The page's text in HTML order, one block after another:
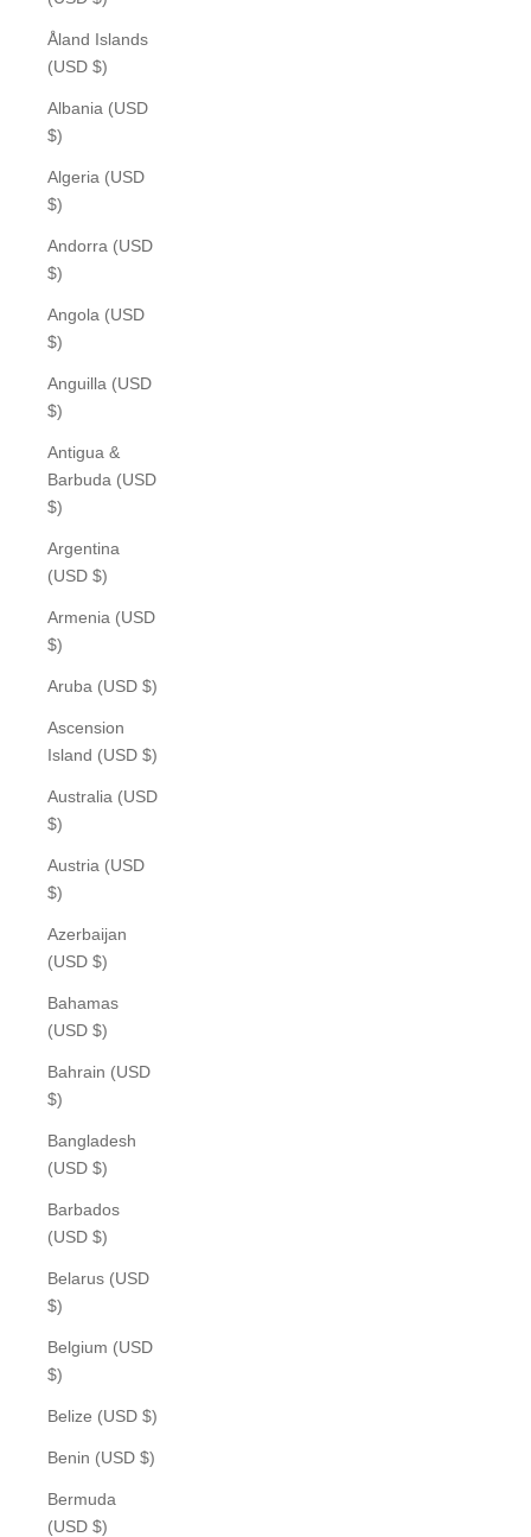
Åland Islands
(USD $)
Albania (USD
$)
Algeria (USD
$)
Andorra (USD
$)
Angola (USD
$)
Anguilla (USD
$)
Antigua &
Barbuda (USD
$)
Argentina
(USD $)
Armenia (USD
$)
Aruba (USD $)
Ascension
Island (USD $)
Australia (USD
$)
Austria (USD
$)
Azerbaijan
(USD $)
Bahamas
(USD $)
Bahrain (USD
$)
Bangladesh
(USD $)
Barbados
(USD $)
Belarus (USD
$)
Belgium (USD
$)
Belize (USD $)
Benin (USD $)
Bermuda
(USD $)